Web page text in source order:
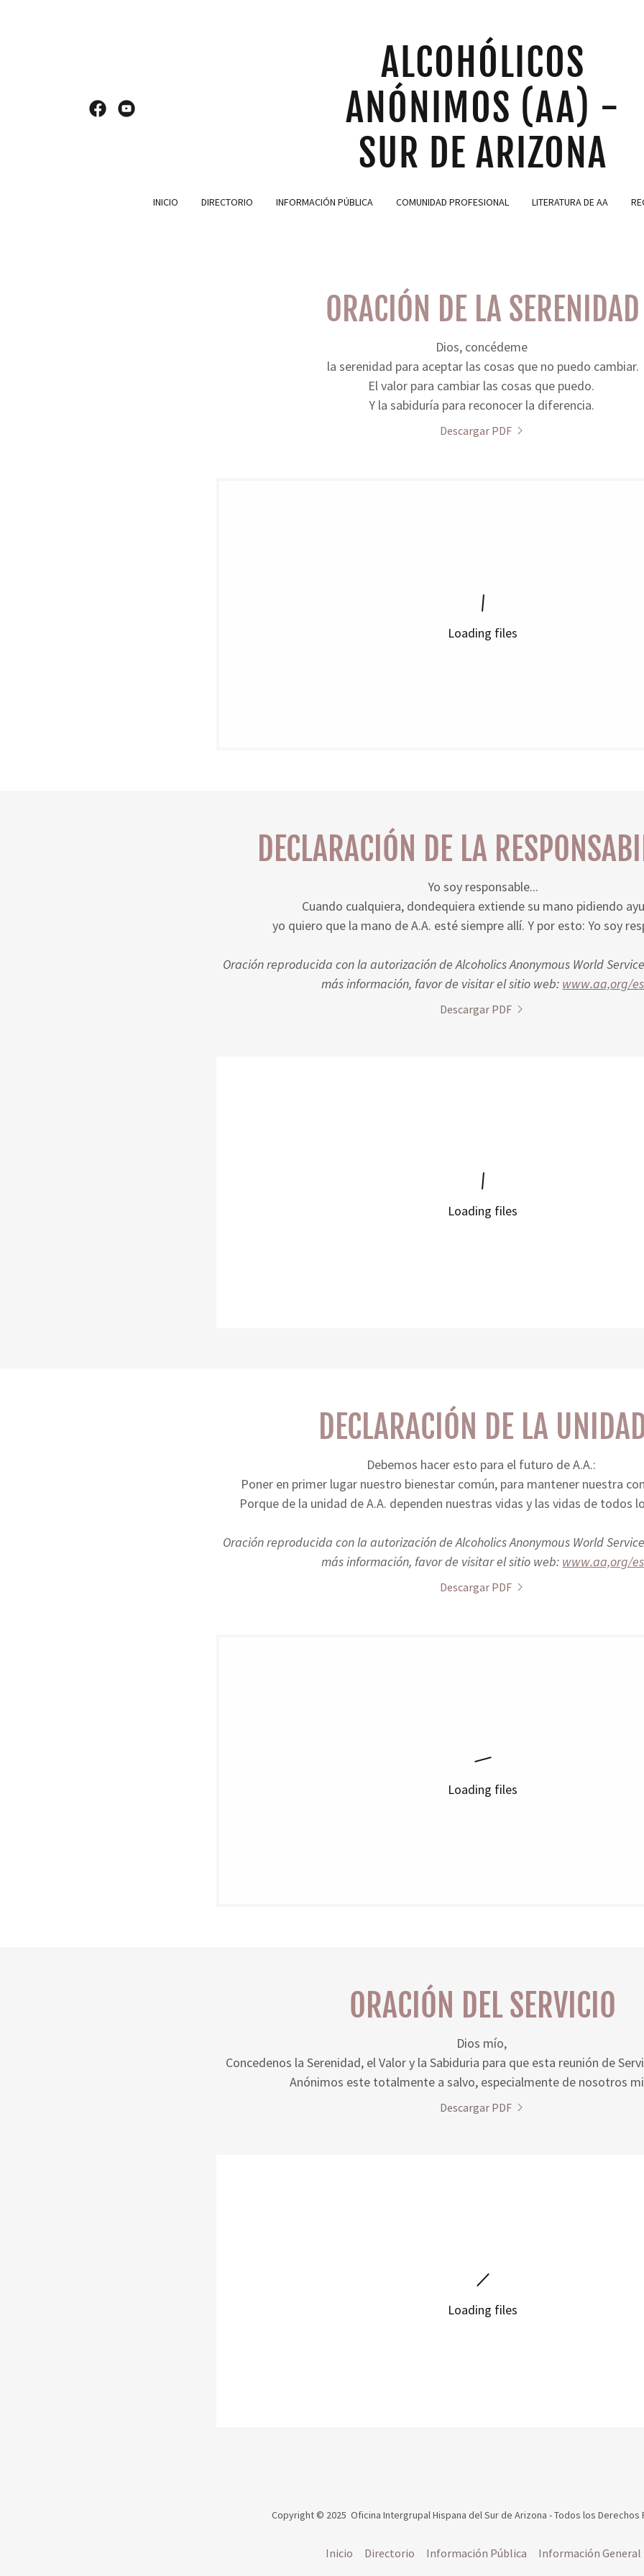
ALCOHÓLICOS
ANÓNIMOS (AA) -
SUR DE ARIZONA
INICIO DIRECTORIO INFORMACIÓN PÚBLICA COMUNIDAD PROFESIONAL LITERATURA DE AA
ORACIÓN DE LA SERENIDAD
Dios, concédeme
la serenidad para aceptar las cosas que no puedo cambiar.
El valor para cambiar las cosas que puedo.
Y la sabiduría para reconocer la diferencia.
Descargar PDF
Loading files
DECLARACIÓN DE LA
Yo soy responsable...
Cuando cualquiera, dondequiera extiende su mano pidiendo
yo quiero que la mano de A.A. esté siempre allí. Y por esto: Yo soy
Oración reproducida con la autorización de Alcoholics Anonymous World
más información, favor de visitar el sitio web: www.aa,org/es
Descargar PDF
Loading files
DECLARACIÓN DE LA
Debemos hacer esto para el futuro de A.A.:
Poner en primer lugar nuestro bienestar común, para mantener nuestra
Porque de la unidad de A.A. dependen nuestras vidas y las vidas de todos
Oración reproducida con la autorización de Alcoholics Anonymous World
más información, favor de visitar el sitio web: www.aa,org/es
Descargar PDF
Loading files
ORACIÓN DEL SERVICIO
Dios mío,
Concedenos la Serenidad, el Valor y la Sabiduria para que esta reunión de
Anónimos este totalmente a salvo, especialmente de nosotros
Descargar PDF
Loading files
Copyright © 2025 Oficina Intergrupal Hispana del Sur de Arizona - Todos los Derechos
Inicio Directorio Información Pública Información General